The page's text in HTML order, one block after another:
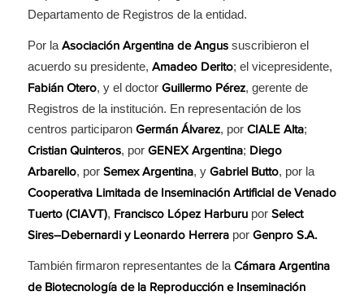
Departamento de Registros de la entidad.
Por la Asociación Argentina de Angussuscribieron el
acuerdo su presidente, Amadeo Derito; el vicepresidente,
Fabián Otero, y el doctor Guillermo Pérez, gerente de
Registros de la institución. En representación de los
centros participaron Germán Álvarez, por CIALE Alta;
Cristian Quinteros, por GENEX Argentina; Diego
Arbarello, por Semex Argentina, y Gabriel Butto, por la
Cooperativa Limitada de Inseminación Artificial de Venado
Tuerto (CIAVT), Francisco López Harburupor Select
Sires–Debernardi y Leonardo Herrera por Genpro S.A.
También firmaron representantes de la Cámara Argentina
de Biotecnología de la Reproducción e Inseminación